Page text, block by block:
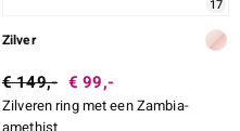
17
Zilver
€ 149,- € 99,-
Zilveren ring met een Zambia-